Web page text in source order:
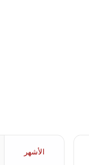
الأشهر